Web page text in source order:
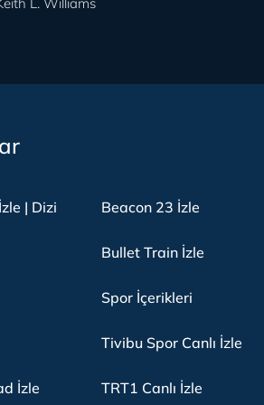
| Dizi
İzle
Beacon 23 İzle
Bullet Train İzle
Spor İçerikleri
Tivibu Spor Canlı İzle
TRT1 Canlı İzle